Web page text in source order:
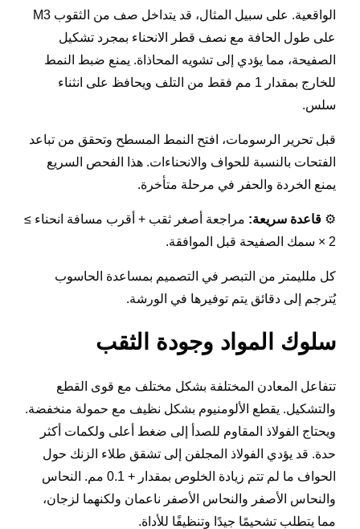
الواقعية. على سبيل المثال، قد يتداخل صف من الثقوب M3
على طول الحافة مع نصف قطر الانحناء بمجرد تشكيل
الصفيحة، مما يؤدي إلى تشويه المحاذاة. يمنع ضبط النمط
للخارج بمقدار 1 مم فقط من التلف ويحافظ على انثناء
سلس.
قبل تحرير الرسومات، افتح النمط المسطح وتحقق من تباعد
الفتحات بالنسبة للحواف والانحناءات. هذا الفحص السريع
يمنع الخردة والحفر في مرحلة متأخرة.
⚙️ قاعدة سريعة: مراجعة أصغر ثقب + أقرب مسافة انحناء ≥
2 × سمك الصفيحة قبل الموافقة.
كل ملليمتر من التبصر في التصميم بمساعدة الحاسوب
يُترجم إلى دقائق يتم توفيرها في الورشة.
سلوك المواد وجودة الثقب
تتفاعل المعادن المختلفة بشكل مختلف مع قوى القطع
والتشكيل. يقطع الألومنيوم بشكل نظيف مع حمولة منخفضة.
ويحتاج الفولاذ المقاوم للصدأ إلى ضغط أعلى ولكمات أكثر
حدة. قد يؤدي الفولاذ المجلفن إلى تشقق طلاء الزنك حول
الحواف ما لم تتم زيادة الخلوص بمقدار + 0.1 مم. النحاس
والنحاس الأصفر والنحاس الأصفر ناعمان ولكنهما لزجان،
مما يتطلب تشحيمًا جيدًا وتنظيفًا للأداة.